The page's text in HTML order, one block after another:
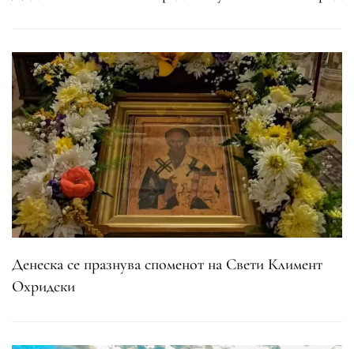
Денеска се празнува споменот на Свети Климент
Охридски